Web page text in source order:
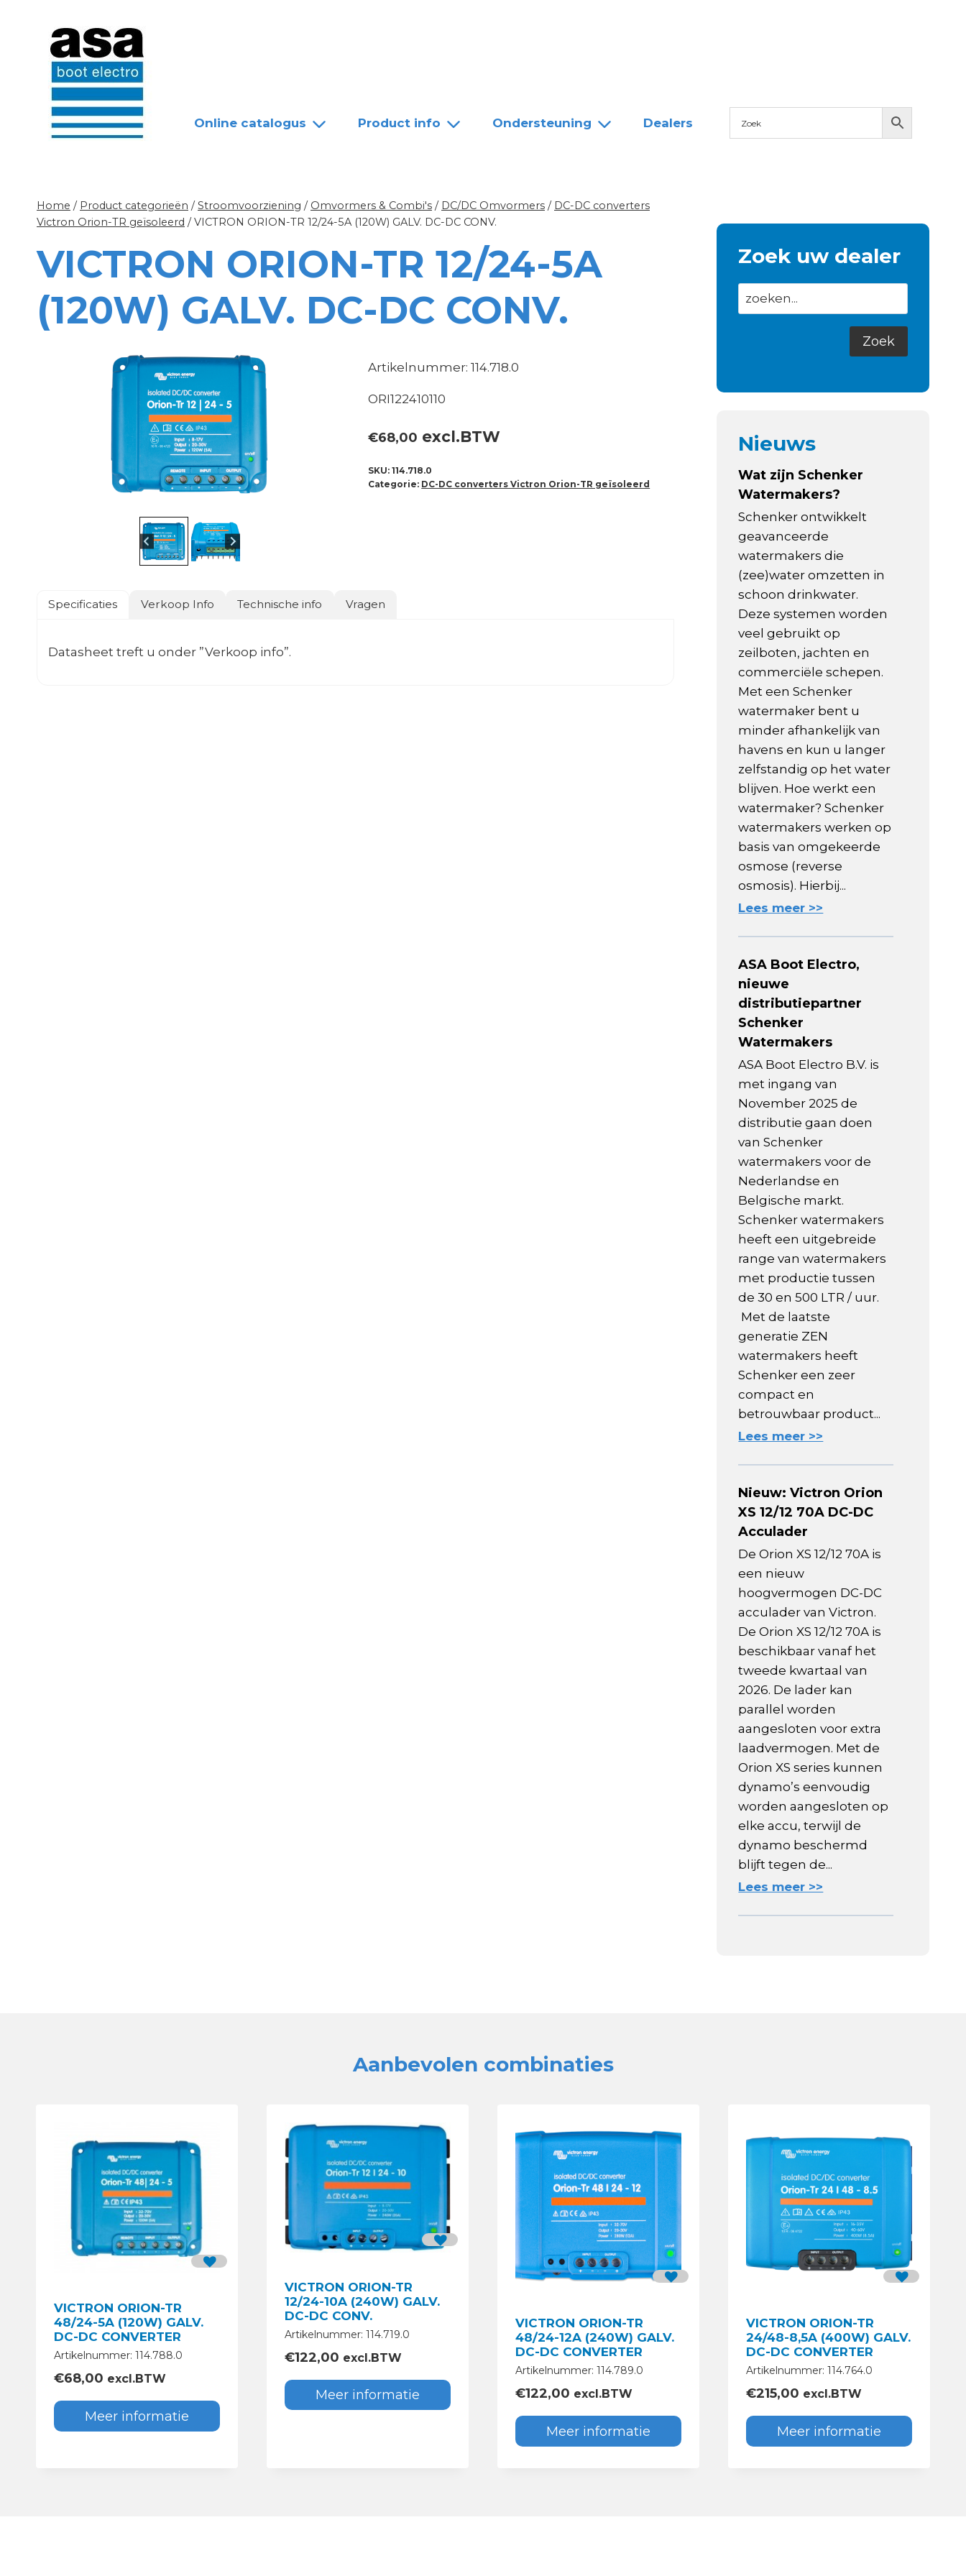
Online catalogus Product info Ondersteuning Dealers
Home / Product categorieën / Stroomvoorziening / Omvormers & Combi's / DC/DC Omvormers / DC-DC converters
Victron Orion-TR geïsoleerd / VICTRON ORION-TR 12/24-5A (120W) GALV. DC-DC CONV.
VICTRON ORION-TR 12/24-5A
(120W) GALV. DC-DC CONV.
Artikelnummer: 114.718.0
ORI122410110
€68,00 excl.BTW
SKU:114.718.0
Categorie: DC-DC converters Victron Orion-TR geïsoleerd
Specificaties Verkoop Info Technische info Vragen
Datasheet treft u onder ”Verkoop info”.
Zoek uw dealer
Nieuws
Wat zijn Schenker
Watermakers?
Schenker ontwikkelt
geavanceerde
watermakers die
(zee)water omzetten in
schoon drinkwater.
Deze systemen worden
veel gebruikt op
zeilboten, jachten en
commerciële schepen.
Met een Schenker
watermaker bent u
minder afhankelijk van
havens en kun u langer
zelfstandig op het water
blijven. Hoe werkt een
watermaker? Schenker
watermakers werken op
basis van omgekeerde
osmose (reverse
osmosis). Hierbij...
Lees meer >>
ASA Boot Electro,
nieuwe
distributiepartner
Schenker
Watermakers
ASA Boot Electro B.V. is
met ingang van
November 2025 de
distributie gaan doen
van Schenker
watermakers voor de
Nederlandse en
Belgische markt.
Schenker watermakers
heeft een uitgebreide
range van watermakers
met productie tussen
de 30 en 500 LTR / uur.
Met de laatste
generatie ZEN
watermakers heeft
Schenker een zeer
compact en
betrouwbaar product...
Lees meer >>
Nieuw: Victron Orion
XS 12/12 70A DC-DC
Acculader
De Orion XS 12/12 70A is
een nieuw
hoogvermogen DC-DC
acculader van Victron.
De Orion XS 12/12 70A is
beschikbaar vanaf het
tweede kwartaal van
2026. De lader kan
parallel worden
aangesloten voor extra
laadvermogen. Met de
Orion XS series kunnen
dynamo’s eenvoudig
worden aangesloten op
elke accu, terwijl de
dynamo beschermd
blijft tegen de...
Lees meer >>
Aanbevolen combinaties
VICTRON ORION-TR
48/24-5A (120W) GALV.
DC-DC CONVERTER
Artikelnummer: 114.788.0
€68,00 excl.BTW
Meer informatie
VICTRON ORION-TR
12/24-10A (240W) GALV.
DC-DC CONV.
Artikelnummer: 114.719.0
€122,00 excl.BTW
Meer informatie
VICTRON ORION-TR
48/24-12A (240W) GALV.
DC-DC CONVERTER
Artikelnummer: 114.789.0
€122,00 excl.BTW
Meer informatie
VICTRON ORION-TR
24/48-8,5A (400W) GALV.
DC-DC CONVERTER
Artikelnummer: 114.764.0
€215,00 excl.BTW
Meer informatie